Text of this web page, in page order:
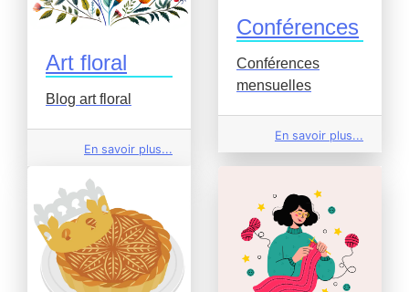
Art floral
Blog art floral
En savoir plus...
Conférences
Conférences
mensuelles
En savoir plus...